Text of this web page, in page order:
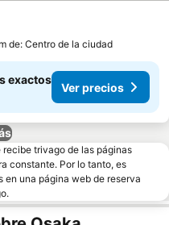
de: Centro de la ciudad
exactos
Ver precios
trivago de las páginas
constante. Por lo tanto, es
en una página web de reserva